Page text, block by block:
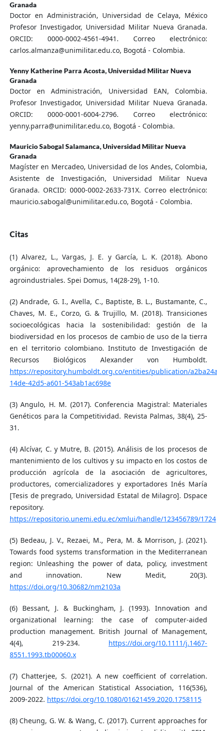
Granada
Doctor en Administración, Universidad de Celaya, México
Profesor Investigador, Universidad Militar Nueva Granada.
ORCID: 0000-0002-4561-4941. Correo electrónico:
carlos.almanza@unimilitar.edu.co, Bogotá - Colombia.
Yenny Katherine Parra Acosta,Universidad Militar Nueva
Granada
Doctor en Administración, Universidad EAN, Colombia.
Profesor Investigador, Universidad Militar Nueva Granada.
ORCID: 0000-0001-6004-2796. Correo electrónico:
yenny.parra@unimilitar.edu.co, Bogotá - Colombia.
Mauricio Sabogal Salamanca,Universidad Militar Nueva
Granada
Magíster en Mercadeo, Universidad de los Andes, Colombia,
Asistente de Investigación, Universidad Militar Nueva
Granada. ORCID: 0000-0002-2633-731X. Correo electrónico:
mauricio.sabogal@unimilitar.edu.co, Bogotá - Colombia.
Citas
(1) Alvarez, L., Vargas, J. E. y García, L. K. (2018). Abono
orgánico: aprovechamiento de los residuos orgánicos
agroindustriales. Spei Domus, 14(28-29), 1-10.
(2) Andrade, G. I., Avella, C., Baptiste, B. L., Bustamante, C.,
Chaves, M. E., Corzo, G. & Trujillo, M. (2018). Transiciones
socioecológicas hacia la sostenibilidad: gestión de la
biodiversidad en los procesos de cambio de uso de la tierra
en el territorio colombiano. Instituto de Investigación de
Recursos Biológicos Alexander von Humboldt.
https://repository.humboldt.org.co/entities/publication/
14de-42d5-a601-543ab1ac698e
(3) Angulo, H. M. (2017). Conferencia Magistral: Materiales
Genéticos para la Competitividad. Revista Palmas, 38(4), 25-
31.
(4) Alcívar, C. y Mutre, B. (2015). Análisis de los procesos de
mantenimiento de los cultivos y su impacto en los costos de
producción agrícola de la asociación de agricultores,
productores, comercializadores y exportadores Inés María
[Tesis de pregrado, Universidad Estatal de Milagro]. Dspace
repository.
https://repositorio.unemi.edu.ec/xmlui/handle/123456789/1724
(5) Bedeau, J. V., Rezaei, M., Pera, M. & Morrison, J. (2021).
Towards food systems transformation in the Mediterranean
region: Unleashing the power of data, policy, investment
and innovation. New Medit, 20(3).
https://doi.org/10.30682/nm2103a
(6) Bessant, J. & Buckingham, J. (1993). Innovation and
organizational learning: the case of computer‐aided
production management. British Journal of Management,
4(4), 219-234. https://doi.org/10.1111/j.1467-
8551.1993.tb00060.x
(7) Chatterjee, S. (2021). A new coefficient of correlation.
Journal of the American Statistical Association, 116(536),
2009-2022. https://doi.org/10.1080/01621459.2020.1758115
(8) Cheung, G. W. & Wang, C. (2017). Current approaches for